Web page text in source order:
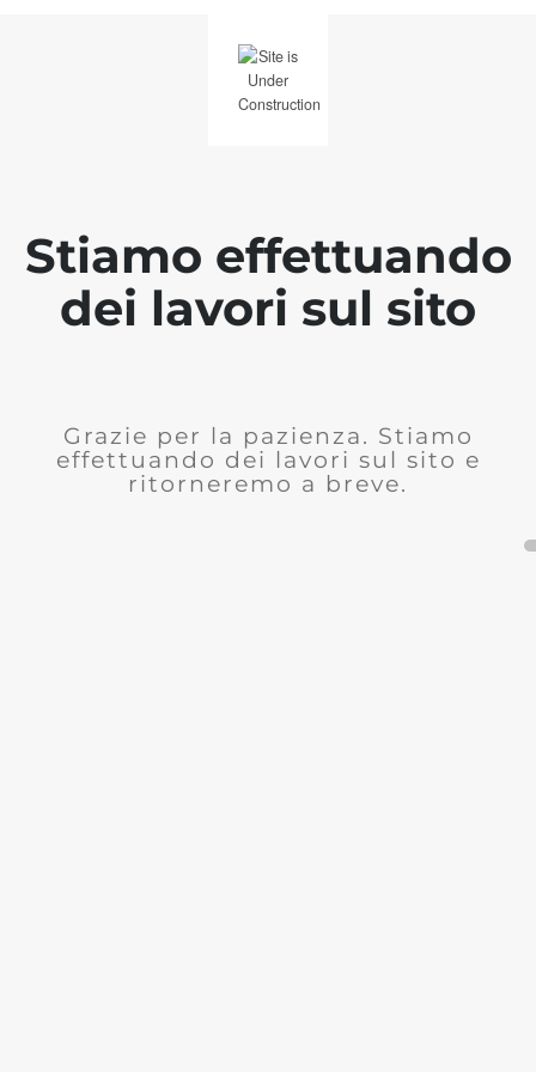
Stiamo effettuando
dei lavori sul sito
Grazie per la pazienza. Stiamo
effettuando dei lavori sul sito e
ritorneremo a breve.